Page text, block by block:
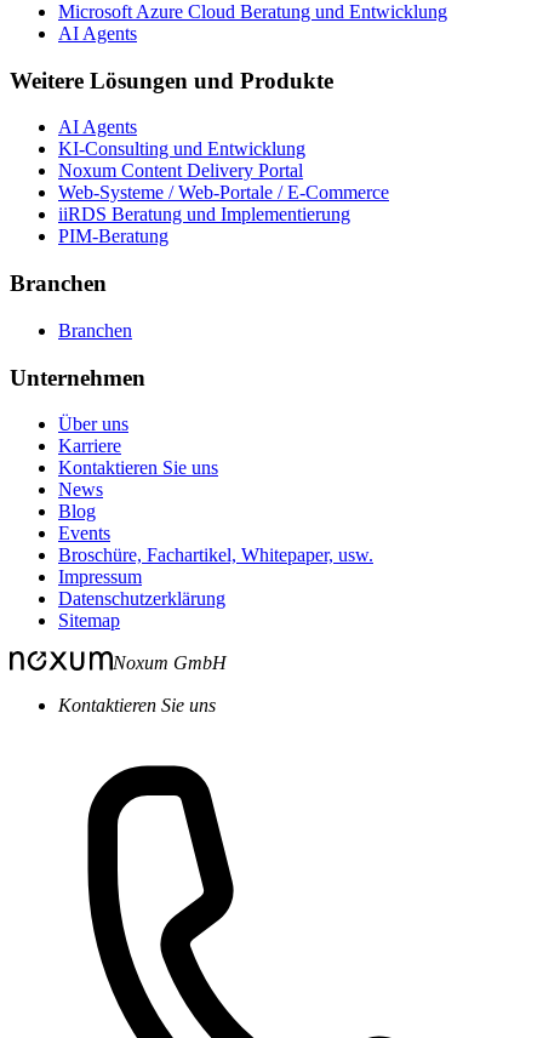
Microsoft Azure Cloud Beratung und Entwicklung
AI Agents
Weitere Lösungen und Produkte
AI Agents
KI-Consulting und Entwicklung
Noxum Content Delivery Portal
Web-Systeme / Web-Portale / E-Commerce
iiRDS Beratung und Implementierung
PIM-Beratung
Branchen
Branchen
Unternehmen
Über uns
Karriere
Kontaktieren Sie uns
News
Blog
Events
Broschüre, Fachartikel, Whitepaper, usw.
Impressum
Datenschutzerklärung
Sitemap
Noxum GmbH
Kontaktieren Sie uns